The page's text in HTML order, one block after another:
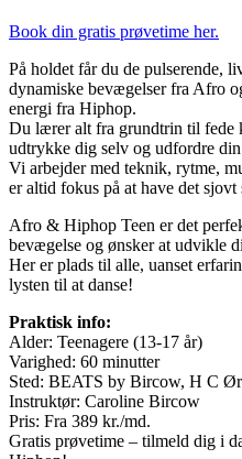
Book din gratis prøvetime her.
På holdet får du de pulserende,
dynamiske bevægelser fra Afro
energi fra Hiphop.
Du lærer alt fra grundtrin til fede
udtrykke dig selv og udfordre
Vi arbejder med teknik, rytme,
er altid fokus på at have det
Afro & Hiphop Teen er det
bevægelse og ønsker at udvikle
Her er plads til alle, uanset
lysten til at danse!
Praktisk info:
Alder: Teenagere (13-17 år)
Varighed: 60 minutter
Sted: BEATS by Bircow, H C
Instruktør: Caroline Bircow
Pris: Fra 389 kr./md.
Gratis prøvetime – tilmeld dig i